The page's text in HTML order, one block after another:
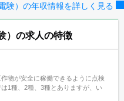
験）の年収情報を詳しく見る
） の求人の特徴
物が安全に稼働できるように点検
1種、2種、3種とありますが、い